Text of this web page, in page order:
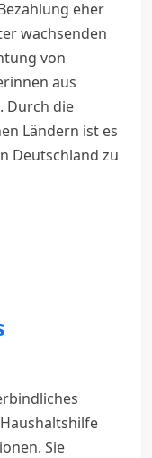
eher
wachsenden
von
aus
Durch die
Ländern ist es
Deutschland zu
Sie